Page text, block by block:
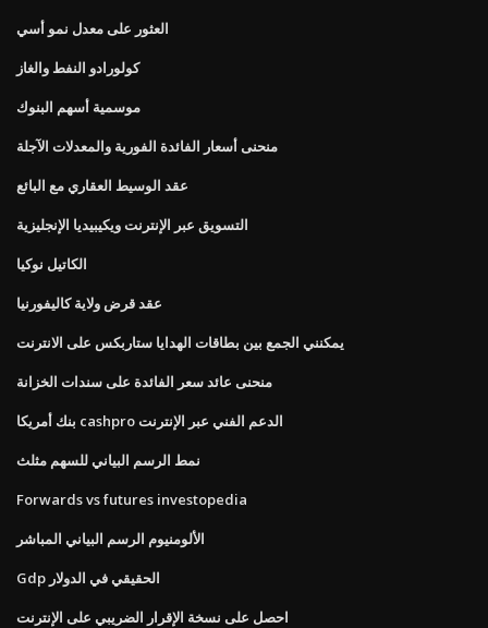
العثور على معدل نمو أسي
كولورادو النفط والغاز
موسمية أسهم البنوك
منحنى أسعار الفائدة الفورية والمعدلات الآجلة
عقد الوسيط العقاري مع البائع
التسويق عبر الإنترنت ويكيبيديا الإنجليزية
الكاتيل نوكيا
عقد قرض ولاية كاليفورنيا
يمكنني الجمع بين بطاقات الهدايا ستاربكس على الانترنت
منحنى عائد سعر الفائدة على سندات الخزانة
بنك أمريكا cashpro الدعم الفني عبر الإنترنت
نمط الرسم البياني للسهم مثلث
Forwards vs futures investopedia
الألومنيوم الرسم البياني المباشر
Gdp الحقيقي في الدولار
احصل على نسخة الإقرار الضريبي على الإنترنت